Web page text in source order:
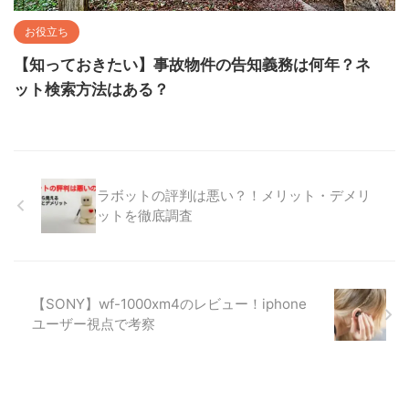
お役立ち
【知っておきたい】事故物件の告知義務は何年？ネ
ット検索方法はある？
ラボットの評判は悪い？！メリット・デメリ
ットを徹底調査
【SONY】wf-1000xm4のレビュー！iphone
ユーザー視点で考察